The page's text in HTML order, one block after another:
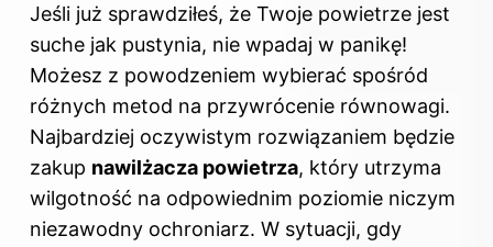
Jeśli już sprawdziłeś, że Twoje powietrze jest
suche jak pustynia, nie wpadaj w panikę!
Możesz z powodzeniem wybierać spośród
różnych metod na przywrócenie równowagi.
Najbardziej oczywistym rozwiązaniem będzie
zakup nawilżacza powietrza, który utrzyma
wilgotność na odpowiednim poziomie niczym
niezawodny ochroniarz. W sytuacji, gdy